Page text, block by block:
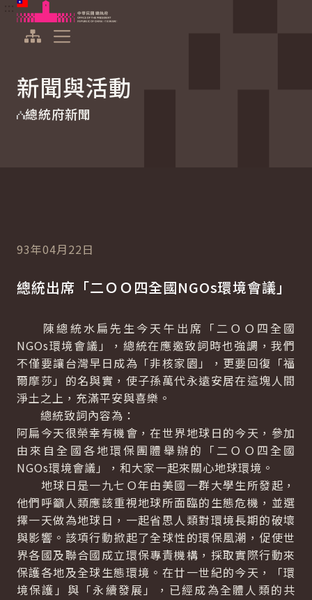
跳到主要內容
中華民國總統府
新聞與活動
總統府新聞
93年04月22日
總統出席「二ＯＯ四全國NGOs環境會議」
陳總統水扁先生今天午出席「二ＯＯ四全國
NGOs環境會議」，總統在應邀致詞時也強調，我們
不僅要讓台灣早日成為「非核家園」，更要回復「福
爾摩莎」的名與實，使子孫萬代永遠安居在這塊人間
淨土之上，充滿平安與喜樂。
總統致詞內容為：
阿扁今天很榮幸有機會，在世界地球日的今天，參加
由來自全國各地環保團體舉辦的「二ＯＯ四全國
NGOs環境會議」，和大家一起來關心地球環境。
地球日是一九七Ｏ年由美國一群大學生所發起，
他們呼籲人類應該重視地球所面臨的生態危機，並選
擇一天做為地球日，一起省思人類對環境長期的破壞
與影響。該項行動掀起了全球性的環保風潮，促使世
界各國及聯合國成立環保專責機構，採取實際行動來
保護各地及全球生態環境。在廿一世紀的今天，「環
境保護」與「永續發展」，已經成為全體人類的共